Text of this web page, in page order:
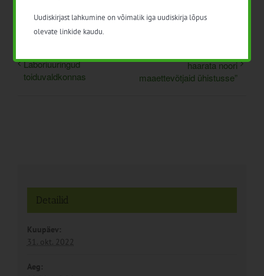
Laboriuuringud
toiduvaldkonnas
haarata noori
maaettevõtjaid ühistusse”
Detailid
Kuupäev:
31. okt. 2022
Aeg:
Uudiskirjast lahkumine on võimalik iga uudiskirja lõpus
olevate linkide kaudu.